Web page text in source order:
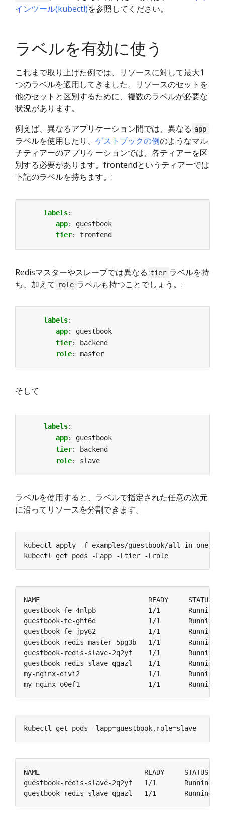
インツール(kubectl)を参照してください。
ラベルを有効に使う
これまで取り上げた例では、リソースに対して最大1
つのラベルを適用してきました。リソースのセットを
他のセットと区別するために、複数のラベルが必要な
状況があります。
例えば、異なるアプリケーション間では、異なる app
ラベルを使用したり、 ゲストブックの例のようなマル
チティアーのアプリケーションでは、各ティアーを区
別する必要があります。frontendというティアーでは
下記のラベルを持ちます。:
labels:
app:
guestbook
tier: frontend
Redisマスターやスレーブでは異なる tier ラベルを持
ち、加えて role ラベルも持つことでしょう。:
labels:
app:
guestbook
tier:
backend
role: master
そして
labels:
app:
guestbook
tier:
backend
role: slave
ラベルを使用すると、ラベルで指定された任意の次元
に沿ってリソースを分割できます。
guestbook-fe-4nlpb             1/1
guestbook-fe-ght6d             1/1
guestbook-fe-jpy62             1/1
guestbook-redis-master-5pg3b   1/1
guestbook-redis-slave-2q2yf    1/1
guestbook-redis-slave-qgazl    1/1
my-nginx-divi2                 1/1
my-nginx-o0ef1                 1/1
kubectl get pods -lapp=guestbook,role=
guestbook-redis-slave-2q2yf   1/1       Running
guestbook-redis-slave-qgazl   1/1       Running